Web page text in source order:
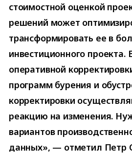
стоимостной оценкой
решений может
трансформировать ее в
инвестиционного
оперативной
программ бурения и
корректировки
реакцию на изменения.
вариантов
данных», — отметил Петр